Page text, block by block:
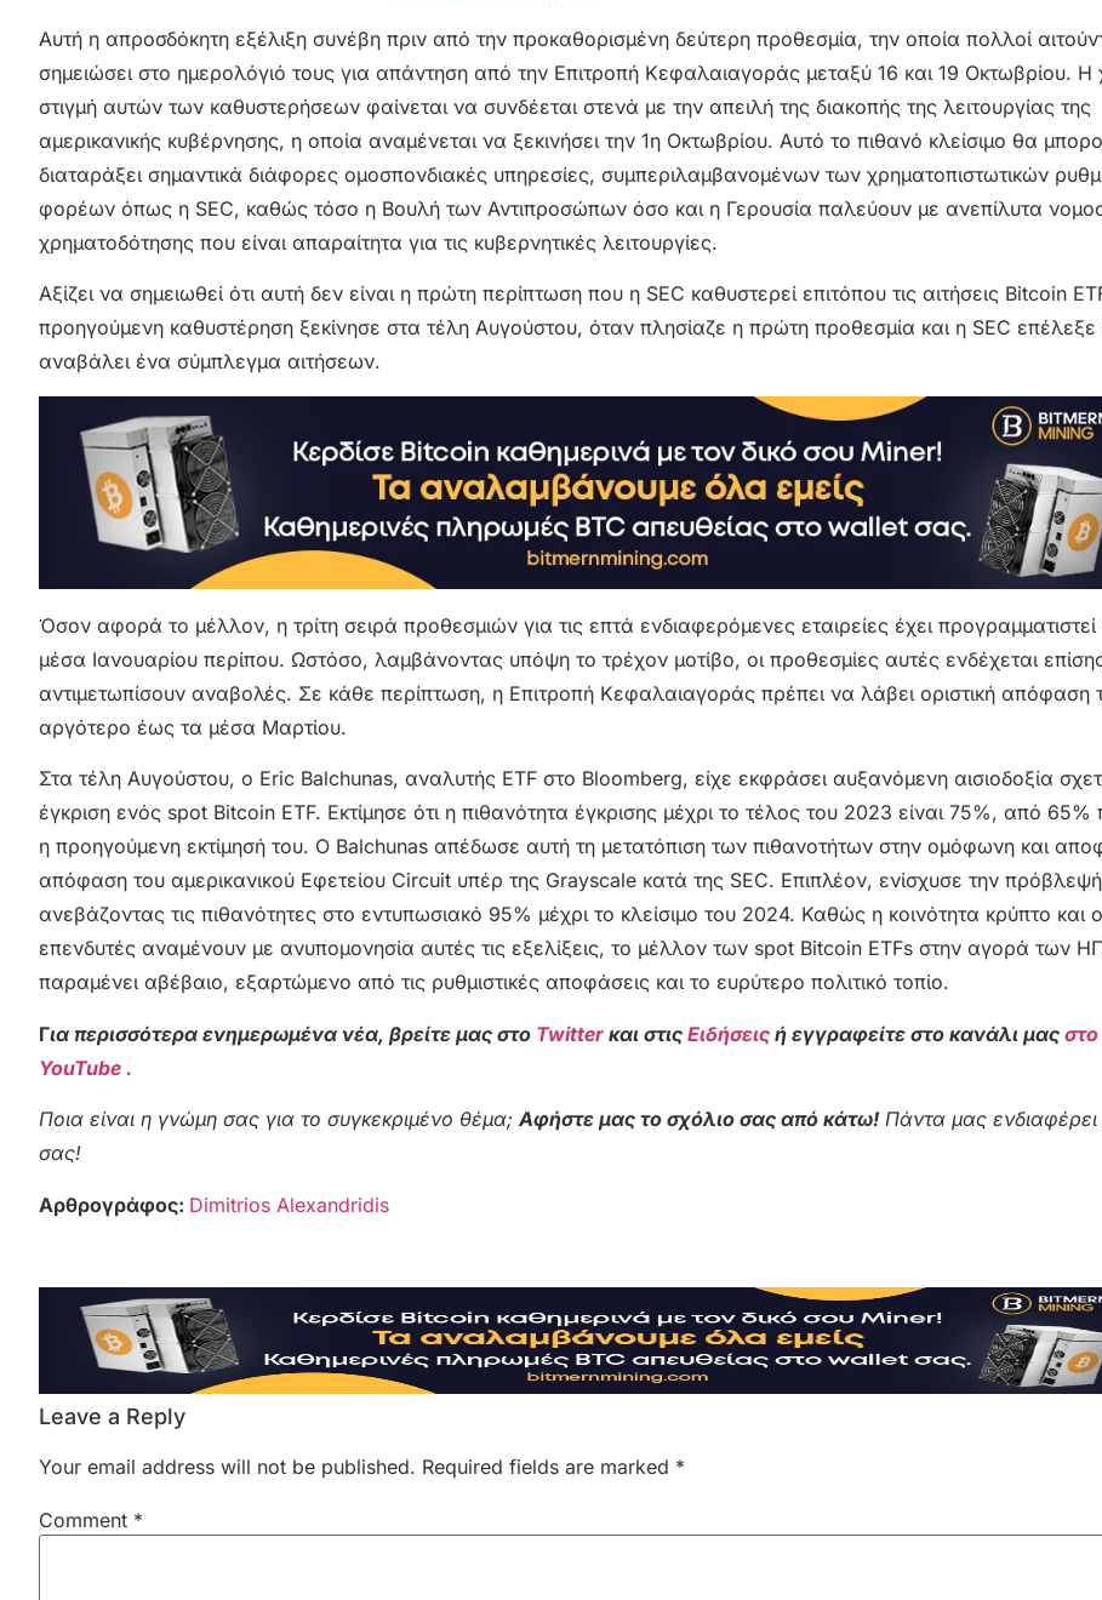
Αυτή η απροσδόκητη εξέλιξη συνέβη πριν από την προκαθορισμένη δεύτερη προθεσμία, την οποία πολλοί
σημειώσει στο ημερολόγιό τους για απάντηση από την Επιτροπή Κεφαλαιαγοράς μεταξύ 16 και 19 Οκτωβρίου. Η
στιγμή αυτών των καθυστερήσεων φαίνεται να συνδέεται στενά με την απειλή της διακοπής της λειτουργίας της
αμερικανικής κυβέρνησης, η οποία αναμένεται να ξεκινήσει την 1η Οκτωβρίου. Αυτό το πιθανό κλείσιμο θα
διαταράξει σημαντικά διάφορες ομοσπονδιακές υπηρεσίες, συμπεριλαμβανομένων των χρηματοπιστωτικών
φορέων όπως η SEC, καθώς τόσο η Βουλή των Αντιπροσώπων όσο και η Γερουσία παλεύουν με ανεπίλυτα
χρηματοδότησης που είναι απαραίτητα για τις κυβερνητικές λειτουργίες.
Αξίζει να σημειωθεί ότι αυτή δεν είναι η πρώτη περίπτωση που η SEC καθυστερεί επιτόπου τις αιτήσεις Bitcoin
προηγούμενη καθυστέρηση ξεκίνησε στα τέλη Αυγούστου, όταν πλησίαζε η πρώτη προθεσμία και η SEC επέλεξε
αναβάλει ένα σύμπλεγμα αιτήσεων.
Όσον αφορά το μέλλον, η τρίτη σειρά προθεσμιών για τις επτά ενδιαφερόμενες εταιρείες έχει προγραμματιστεί
μέσα Ιανουαρίου περίπου. Ωστόσο, λαμβάνοντας υπόψη το τρέχον μοτίβο, οι προθεσμίες αυτές ενδέχεται
αντιμετωπίσουν αναβολές. Σε κάθε περίπτωση, η Επιτροπή Κεφαλαιαγοράς πρέπει να λάβει οριστική απόφαση
αργότερο έως τα μέσα Μαρτίου.
Στα τέλη Αυγούστου, ο Eric Balchunas, αναλυτής ETF στο Bloomberg, είχε εκφράσει αυξανόμενη αισιοδοξία
έγκριση ενός spot Bitcoin ETF. Εκτίμησε ότι η πιθανότητα έγκρισης μέχρι το τέλος του 2023 είναι 75%, από 65%
η προηγούμενη εκτίμησή του. Ο Balchunas απέδωσε αυτή τη μετατόπιση των πιθανοτήτων στην ομόφωνη και
απόφαση του αμερικανικού Εφετείου Circuit υπέρ της Grayscale κατά της SEC. Επιπλέον, ενίσχυσε την
ανεβάζοντας τις πιθανότητες στο εντυπωσιακό 95% μέχρι το κλείσιμο του 2024. Καθώς η κοινότητα κρύπτο και
επενδυτές αναμένουν με ανυπομονησία αυτές τις εξελίξεις, το μέλλον των spot Bitcoin ETFs στην αγορά των
παραμένει αβέβαιο, εξαρτώμενο από τις ρυθμιστικές αποφάσεις και το ευρύτερο πολιτικό τοπίο.
Για περισσότερα ενημερωμένα νέα, βρείτε μας στο Twitter και στις Ειδήσεις ή εγγραφείτε στο κανάλι μας στο
YouTube .
Ποια είναι η γνώμη σας για το συγκεκριμένο θέμα;Αφήστε μας το σχόλιο σας από κάτω! Πάντα μας
σας!
Αρθρογράφος: Dimitrios Alexandridis
Leave a Reply
Your email address will not be published. Required fields are marked *
Comment *